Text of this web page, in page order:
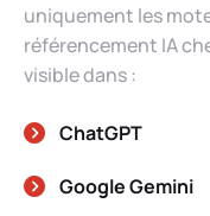
uniquement les
référencement IA
visible dans :
ChatGPT
Google Gemini